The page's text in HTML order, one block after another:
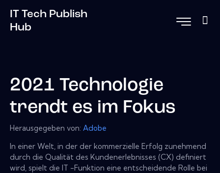
IT Tech Publish
Hub
2021 Technologie
trendt es im Fokus
Herausgegeben von: Adobe
In einer Welt, in der der kommerzielle Erfolg zunehmend
durch die Qualität des Kundenerlebnisses (CX) definiert
wird, spielt die IT -Funktion eine entscheidende Rolle bei